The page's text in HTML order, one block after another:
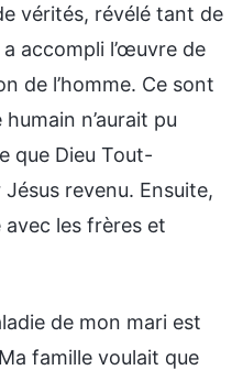
vérités, révélé tant de
accompli l’œuvre de
de l’homme. Ce sont
n’aurait pu
que Dieu Tout-
revenu. Ensuite,
avec les frères et
de mon mari est
famille voulait que